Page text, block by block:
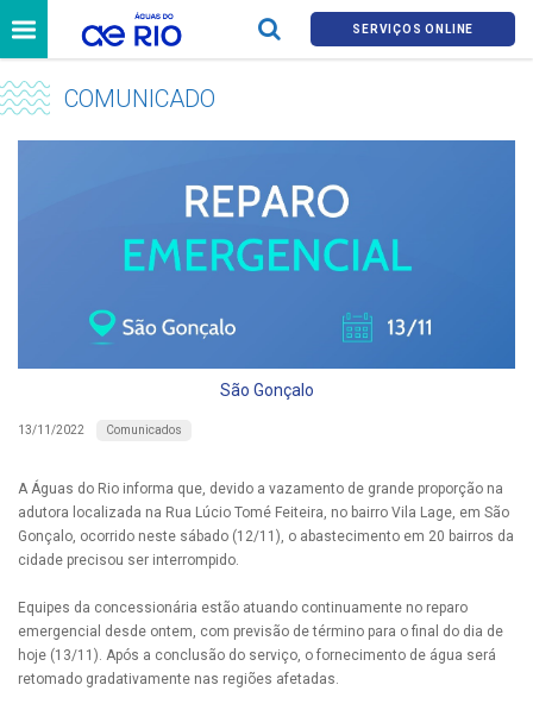
SERVIÇOS ONLINE
COMUNICADO
São Gonçalo
13/11/2022 Comunicados
A Águas do Rio informa que, devido a vazamento de grande proporção na
adutora localizada na Rua Lúcio Tomé Feiteira, no bairro Vila Lage, em São
Gonçalo, ocorrido neste sábado (12/11), o abastecimento em 20 bairros da
cidade precisou ser interrompido.
Equipes da concessionária estão atuando continuamente no reparo
emergencial desde ontem, com previsão de término para o final do dia de
hoje (13/11). Após a conclusão do serviço, o fornecimento de água será
retomado gradativamente nas regiões afetadas.